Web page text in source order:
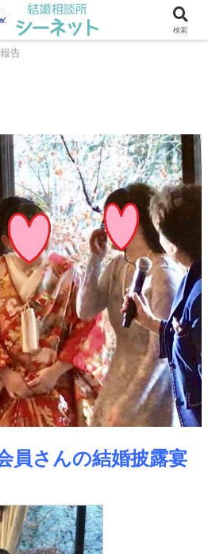
結婚相談所 ｜ シーネット結婚相談所
告
員さんの結婚披露宴
検索